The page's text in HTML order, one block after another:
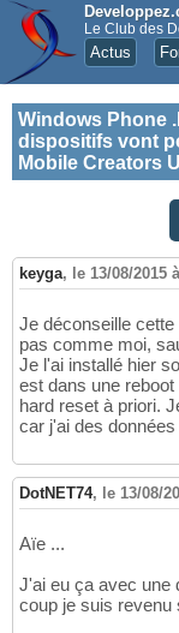
Le Club des
Actus
Windows Phone
dispositifs vont
Mobile Creators
keyga, le 13/08/2015
Je déconseille
pas comme moi,
Je l'ai installé hier
est dans une
hard reset à priori.
car j'ai des
DotNET74, le 13/08/
Aïe ...
J'ai eu ça avec une
coup je suis revenu